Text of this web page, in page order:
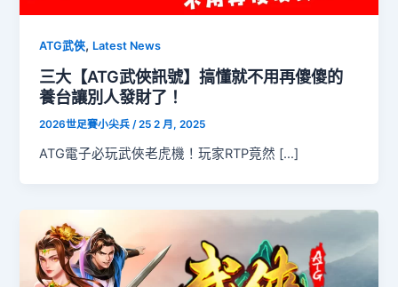
ATG武俠, Latest News
三大【ATG武俠訊號】搞懂就不用再傻傻的
養台讓別人發財了！
2026世足賽小尖兵/25 2 月, 2025
ATG電子必玩武俠老虎機！玩家RTP竟然 […]